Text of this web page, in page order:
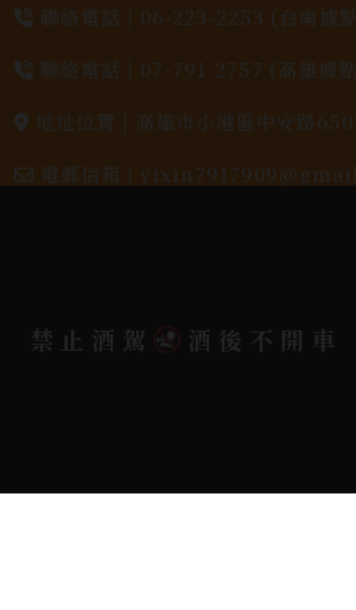
聯絡電話 | 06-223-2253 (台南據
聯絡電話 | 07-791-2757 (高雄據
地址位置 | 高雄市小港區中安路650
電郵信箱 |
Bondlink
禁止酒駕 酒後不開車